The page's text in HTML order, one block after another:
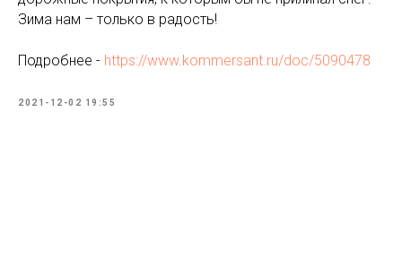
Зима нам – только в радость!
Подробнее - https://www.kommersant.ru/doc/5090478
2021-12-02 19:55